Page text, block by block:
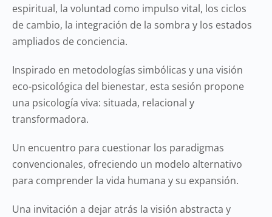
espiritual, la voluntad como impulso vital, los ciclos
de cambio, la integración de la sombra y los estados
ampliados de conciencia.
Inspirado en metodologías simbólicas y una visión
eco-psicológica del bienestar, esta sesión propone
una psicología viva: situada, relacional y
transformadora.
Un encuentro para cuestionar los paradigmas
convencionales, ofreciendo un modelo alternativo
para comprender la vida humana y su expansión.
Una invitación a dejar atrás la visión abstracta y